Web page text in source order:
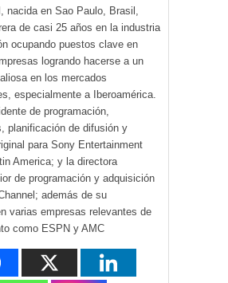
nacida en Sao Paulo, Brasil,
de casi 25 años en la industria
ocupando puestos clave en
logrando hacerse a un
en los mercados
especialmente a Iberoamérica.
de programación,
planificación de difusión y
para Sony Entertainment
America; y la directora
de programación y adquisición
además de su
varias empresas relevantes de
como ESPN y AMC